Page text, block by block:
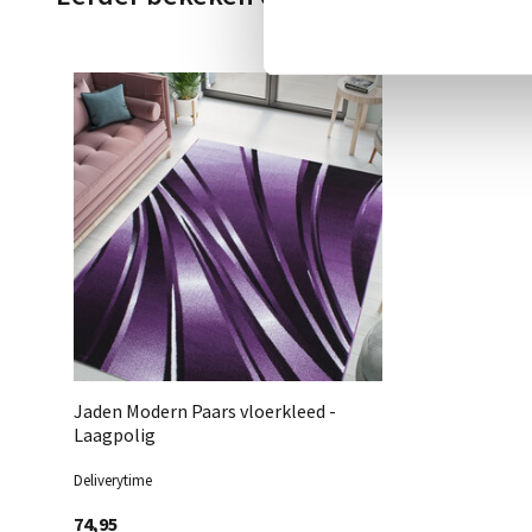
Jaden Modern Paars vloerkleed -
Laagpolig
Deliverytime
74,95